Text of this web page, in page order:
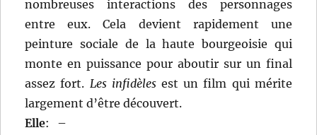
nombreuses interactions des personnages
entre eux. Cela devient rapidement une
peinture sociale de la haute bourgeoisie qui
monte en puissance pour aboutir sur un final
assez fort. Les infidèlesest un film qui mérite
largement d’être découvert.
Elle:
–